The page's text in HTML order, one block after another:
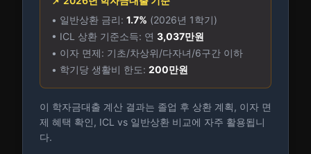
• 일반상환 금리: 1.7% (2026년 1학기)
• ICL 상환 기준소득: 연 3,037만원
• 이자 면제: 기초/차상위/다자녀/6구간 이하
• 학기당 생활비 한도: 200만원
이 학자금대출 계산 결과는 졸업 후 상환 계획, 이자 면
제 혜택 확인, ICL vs 일반상환 비교에 자주 활용됩니
다.